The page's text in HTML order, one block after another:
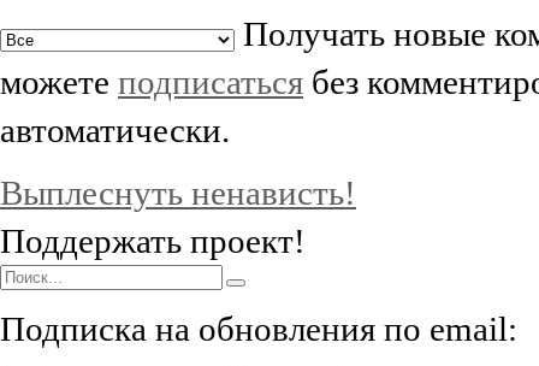
Получать новые
можете подписаться без
автоматически.
Выплеснуть ненависть!
Поддержать проект!
Подписка на обновления по email: